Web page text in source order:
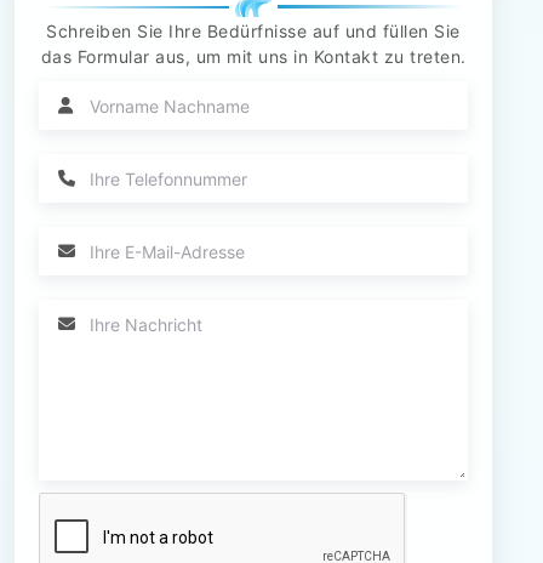
Schreiben Sie Ihre Bedürfnisse auf und füllen Sie
das Formular aus, um mit uns in Kontakt zu treten.